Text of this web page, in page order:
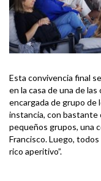
Esta convivencia final
en la casa de una de
encargada de grupo de
instancia, con bastante
pequeños grupos, una
Francisco. Luego,
rico aperitivo”.